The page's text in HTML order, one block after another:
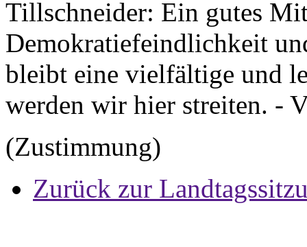
Tillschneider: Ein gutes
Demokratiefeindlichkeit
bleibt eine vielfältige und
werden wir hier streiten. -
(Zustimmung)
Zurück zur